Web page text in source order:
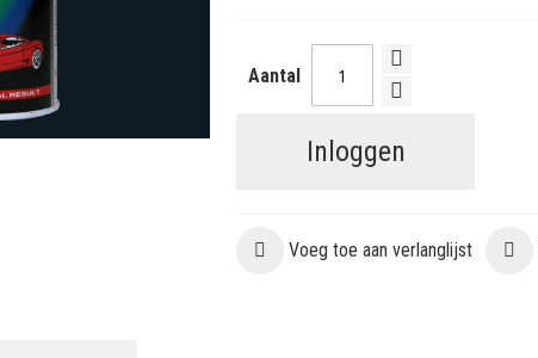
Aantal
Inloggen
Voeg toe aan verlanglijst